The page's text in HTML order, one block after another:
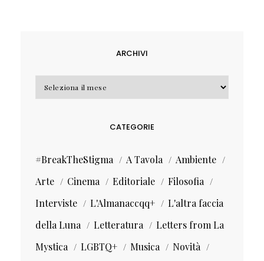
ARCHIVI
CATEGORIE
#BreakTheStigma A Tavola
Ambiente
Arte
Cinema Editoriale
Filosofia
Interviste
L'Almanaccqq+
L'altra faccia
della Luna
Letteratura
Letters from La
Mystica
LGBTQ+ Musica
Novità